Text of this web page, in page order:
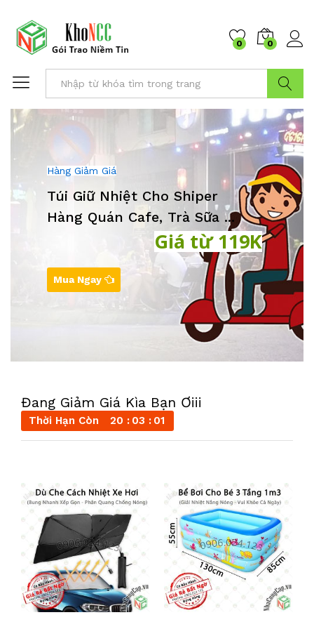
0 0
Tìm Kiếm
Hàng Giảm Giá
Túi Giữ Nhiệt Cho Shiper
Hàng Quán Cafe, Trà Sữa ...
Mua Ngay
Giá từ 119K
Đang Giảm Giá Kìa Bạn Ơiii
Thời Hạn Còn 20 02 59